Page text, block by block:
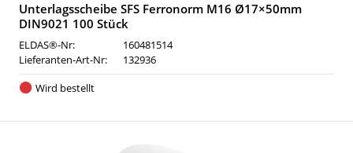
Unterlagsscheibe SFS Ferronorm M16 Ø17×50mm
DIN9021 100 Stück
ELDAS®-Nr:
160481514
Lieferanten-Art-Nr:
132936
Wird bestellt